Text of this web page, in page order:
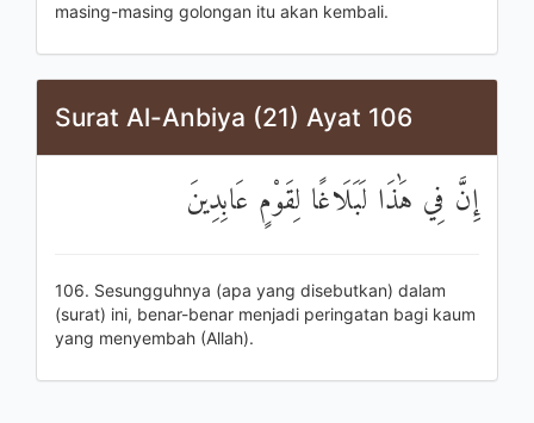
masing-masing golongan itu akan kembali.
Surat Al-Anbiya (21) Ayat 106
إِنَّ فِي هَٰذَا لَبَلَاغًا لِقَوْمٍ عَابِدِينَ
106. Sesungguhnya (apa yang disebutkan) dalam
(surat) ini, benar-benar menjadi peringatan bagi kaum
yang menyembah (Allah).